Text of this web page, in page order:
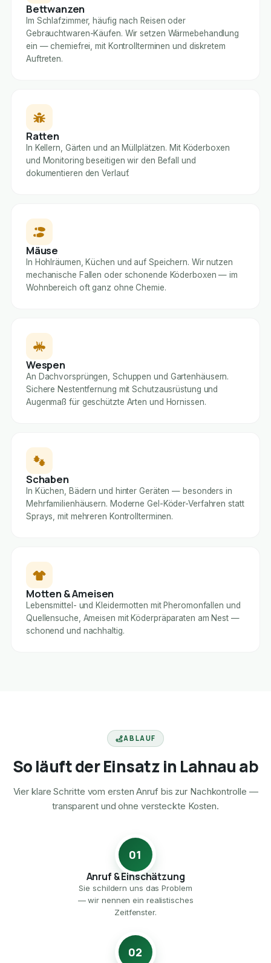
Bettwanzen
Im Schlafzimmer, häufig nach Reisen oder
Gebrauchtwaren-Käufen. Wir setzen Wärmebehandlung
ein — chemiefrei, mit Kontrollterminen und diskretem
Auftreten.
Ratten
In Kellern, Gärten und an Müllplätzen. Mit Köderboxen
und Monitoring beseitigen wir den Befall und
dokumentieren den Verlauf.
Mäuse
In Hohlräumen, Küchen und auf Speichern. Wir nutzen
mechanische Fallen oder schonende Köderboxen — im
Wohnbereich oft ganz ohne Chemie.
Wespen
An Dachvorsprüngen, Schuppen und Gartenhäusern.
Sichere Nestentfernung mit Schutzausrüstung und
Augenmaß für geschützte Arten und Hornissen.
Schaben
In Küchen, Bädern und hinter Geräten — besonders in
Mehrfamilienhäusern. Moderne Gel-Köder-Verfahren statt
Sprays, mit mehreren Kontrollterminen.
Motten & Ameisen
Lebensmittel- und Kleidermotten mit Pheromonfallen und
Quellensuche, Ameisen mit Köderpräparaten am Nest —
schonend und nachhaltig.
ABLAUF
So läuft der Einsatz in Lahnau ab
Vier klare Schritte vom ersten Anruf bis zur Nachkontrolle —
transparent und ohne versteckte Kosten.
01
Anruf & Einschätzung
Sie schildern uns das Problem
— wir nennen ein realistisches
Zeitfenster.
02